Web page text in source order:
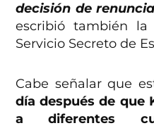
decisión de
escribió también la
Servicio Secreto de
Cabe señalar que
día después de que
a diferentes